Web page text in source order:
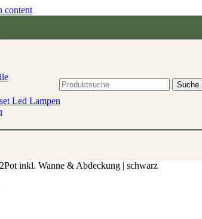
content
Suche
Led Lampen
inkl. Wanne & Abdeckung | schwarz